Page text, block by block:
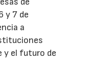
y 7 de
a
y el futuro de